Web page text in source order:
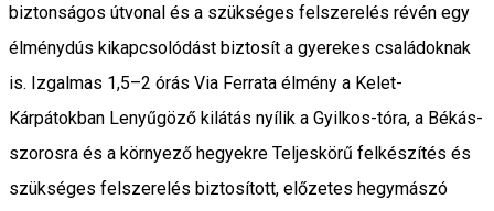
biztonságos útvonal és a szükséges felszerelés révén egy
élménydús kikapcsolódást biztosít a gyerekes családoknak
is. Izgalmas 1,5–2 órás Via Ferrata élmény a Kelet-
Kárpátokban Lenyűgöző kilátás nyílik a Gyilkos-tóra, a Békás-
szorosra és a környező hegyekre Teljeskörű felkészítés és
szükséges felszerelés biztosított, előzetes hegymászó